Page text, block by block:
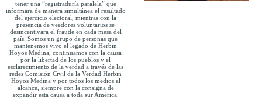
tener una “registraduría paralela” que
informara de manera simultánea el resultado
del ejercicio electoral, mientras con la
presencia de veedores voluntarios se
desincentivara el fraude en cada mesa del
país. Somos un grupo de personas que
mantenemos vivo el legado de Herbin
Hoyos Medina, continuamos con la causa
por la libertad de los pueblos y el
esclarecimiento de la verdad a través de las
redes Comisión Civil de la Verdad Herbin
Hoyos Medina y por todos los medios al
alcance, siempre con la consigna de
expandir esta causa a toda sur América.